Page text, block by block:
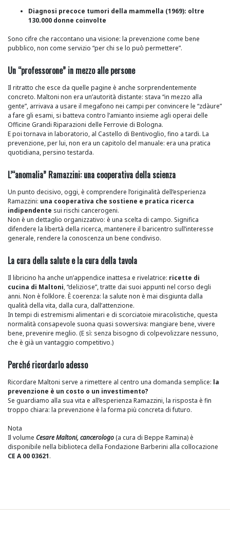
Diagnosi precoce tumori della mammella (1969): oltre
130.000 donne coinvolte
Sono cifre che raccontano una visione: la prevenzione come bene
pubblico, non come servizio “per chi se lo può permettere”.
Un “professorone” in mezzo alle persone
Il ritratto che esce da quelle pagine è anche sorprendentemente
concreto. Maltoni non era un’autorità distante: stava “in mezzo alla
gente”, arrivava a usare il megafono nei campi per convincere le “zdàure”
a fare gli esami, si batteva contro l’amianto insieme agli operai delle
Officine Grandi Riparazioni delle Ferrovie di Bologna.
E poi tornava in laboratorio, al Castello di Bentivoglio, fino a tardi. La
prevenzione, per lui, non era un capitolo del manuale: era una pratica
quotidiana, persino testarda.
L’“anomalia” Ramazzini: una cooperativa della scienza
Un punto decisivo, oggi, è comprendere l’originalità dell’esperienza
Ramazzini: una cooperativa che sostiene e pratica ricerca
indipendente sui rischi cancerogeni.
Non è un dettaglio organizzativo: è una scelta di campo. Significa
difendere la libertà della ricerca, mantenere il baricentro sull’interesse
generale, rendere la conoscenza un bene condiviso.
La cura della salute e la cura della tavola
Il libricino ha anche un’appendice inattesa e rivelatrice: ricette di
cucina di Maltoni, “deliziose”, tratte dai suoi appunti nel corso degli
anni. Non è folklore. È coerenza: la salute non è mai disgiunta dalla
qualità della vita, dalla cura, dall’attenzione.
In tempi di estremismi alimentari e di scorciatoie miracolistiche, questa
normalità consapevole suona quasi sovversiva: mangiare bene, vivere
bene, prevenire meglio. (E sì: senza bisogno di colpevolizzare nessuno,
che è già un vantaggio competitivo.)
Perché ricordarlo adesso
Ricordare Maltoni serve a rimettere al centro una domanda semplice: la
prevenzione è un costo o un investimento?
Se guardiamo alla sua vita e all’esperienza Ramazzini, la risposta è fin
troppo chiara: la prevenzione è la forma più concreta di futuro.
Nota
Il volume Cesare Maltoni, cancerologo(a cura di Beppe Ramina) è
disponibile nella biblioteca della Fondazione Barberini alla collocazione
CE A 00 03621.